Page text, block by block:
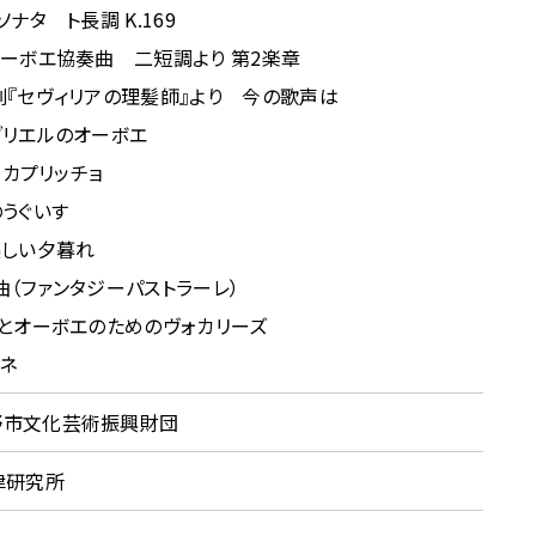
ナタ ト長調 K.169
ボエ協奏曲 二短調より 第2楽章
セヴィリアの理髪師』より 今の歌声は
エルのオーボエ
プリッチョ
ぐいす
い夕暮れ
ァンタジーパストラーレ）
オーボエのためのヴォカリーズ
文化芸術振興財団
研究所